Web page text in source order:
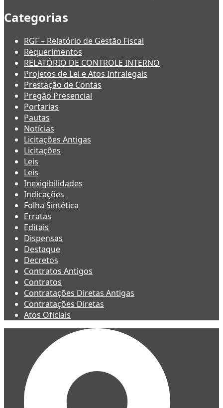
Categorias
RGF – Relatório de Gestão Fiscal
Requerimentos
RELATÓRIO DE CONTROLE INTERNO
Projetos de Lei e Atos Infralegais
Prestação de Contas
Pregão Presencial
Portarias
Pautas
Notícias
Licitações Antigas
Licitações
Leis
Leis
Inexigibilidades
Indicações
Folha Sintética
Erratas
Editais
Dispensas
Destaque
Decretos
Contratos Antigos
Contratos
Contratações Diretas Antigas
Contratações Diretas
Atos Oficiais